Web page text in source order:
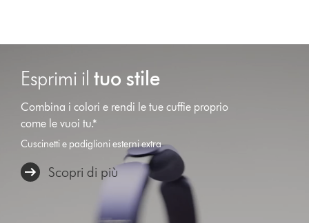
Esprimi iltuo stile
Combina i colori e rendi le tue cuffie proprio
come le vuoi tu.*
Cuscinetti e padiglioni esterni extra
Scopri di più